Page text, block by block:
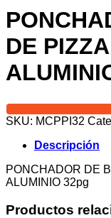
DE
SKU: MCPPI32
Descripción
PONCHADOR DE
ALUMINIO 32pg
Productos